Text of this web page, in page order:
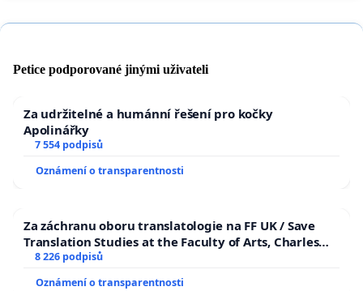
Petice podporované jinými uživateli
Za udržitelné a humánní řešení pro kočky
Apolinářky
7 554 podpisů
Oznámení o transparentnosti
Za záchranu oboru translatologie na FF UK / Save
Translation Studies at the Faculty of Arts, Charles
University
8 226 podpisů
Oznámení o transparentnosti